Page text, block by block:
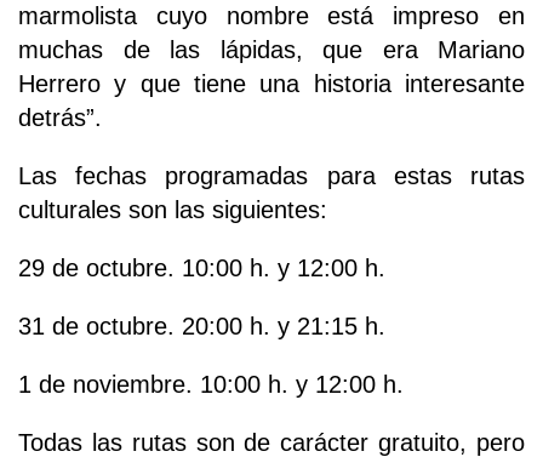
marmolista cuyo nombre está impreso en
muchas de las lápidas, que era Mariano
Herrero y que tiene una historia interesante
detrás”.
Las fechas programadas para estas rutas
culturales son las siguientes:
29 de octubre. 10:00 h. y 12:00 h.
31 de octubre. 20:00 h. y 21:15 h.
1 de noviembre. 10:00 h. y 12:00 h.
Todas las rutas son de carácter gratuito, pero